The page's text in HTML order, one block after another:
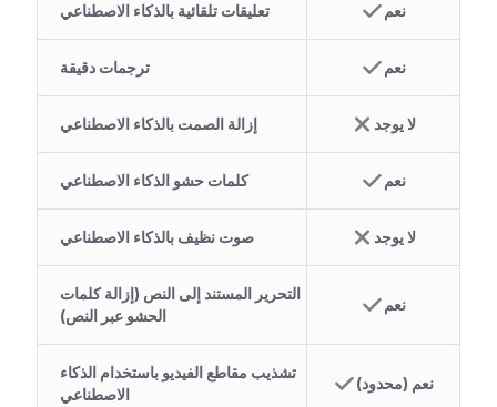
تعليقات تلقائية بالذكاء الاصطناعي نعم
ترجمات دقيقة نعم
إزالة الصمت بالذكاء الاصطناعي لا يوجد
كلمات حشو الذكاء الاصطناعي نعم
صوت نظيف بالذكاء الاصطناعي لا يوجد
التحرير المستند إلى النص (إزالة كلمات
الحشو عبر النص)
نعم
تشذيب مقاطع الفيديو باستخدام الذكاء
الاصطناعي
نعم (محدود)